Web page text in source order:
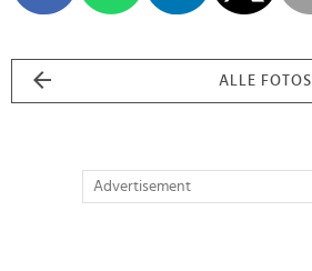
ALLE FOTOS
Advertisement